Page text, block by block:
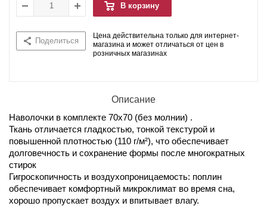
В корзину
Поделиться
Цена действительна только для интернет-
магазина и может отличаться от цен в
розничных магазинах
Описание
Наволочки в комплекте 70х70 (без молнии) .
Ткань отличается гладкостью, тонкой текстурой и
повышенной плотностью (110 г/м²), что обеспечивает
долговечность и сохранение формы после многократных
стирок
Гигроскопичность и воздухопроницаемость: поплин
обеспечивает комфортный микроклимат во время сна,
хорошо пропускает воздух и впитывает влагу.